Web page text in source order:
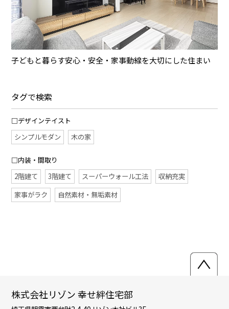
子どもと暮らす安心・安全・家事動線を大切にした住まい
タグで検索
□デザインテイスト
シンプルモダン
木の家
□内装・間取り
2階建て
3階建て スーパーウォール工法
収納充実
家事がラク
自然素材・無垢素材
株式会社リゾン 幸せ絆住宅部